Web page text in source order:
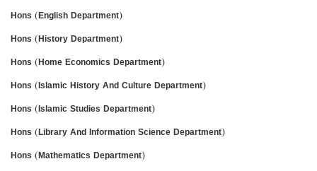
Hons (English Department)
Hons (History Department)
Hons (Home Economics Department)
Hons (Islamic History And Culture Department)
Hons (Islamic Studies Department)
Hons (Library And Information Science Department)
Hons (Mathematics Department)